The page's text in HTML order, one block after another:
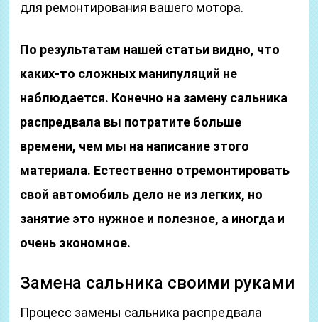
для ремонтирования вашего мотора.
По результатам нашей статьи видно, что
каких-то сложных манипуляций не
наблюдается. Конечно на замену сальника
распредвала вы потратите больше
времени, чем мы на написание этого
материала. Естественно отремонтировать
свой автомобиль дело не из легких, но
занятие это нужное и полезное, а иногда и
очень экономное.
Замена сальника своими руками
Процесс замены сальника распредвала